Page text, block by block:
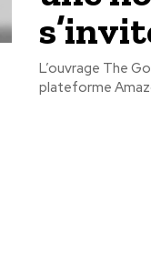
L’ouvrage The